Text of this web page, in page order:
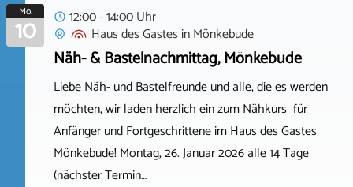
Mo.
10
12:00 - 14:00 Uhr
Haus des Gastes inMönkebude
Näh- & Bastelnachmittag, Mönkebude
Liebe Näh- und Bastelfreunde und alle, die es werden
möchten, wir laden herzlich ein zum Nähkurs für
Anfänger und Fortgeschrittene im Haus des Gastes
Mönkebude! Montag, 26. Januar 2026 alle 14 Tage
(nächster Termin…